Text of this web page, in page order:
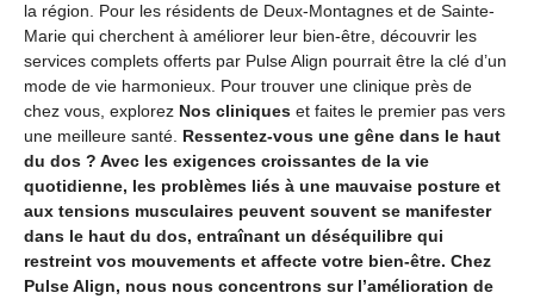
la région. Pour les résidents de Deux-Montagnes et de Sainte-
Marie qui cherchent à améliorer leur bien-être, découvrir les
services complets offerts par Pulse Align pourrait être la clé d’un
mode de vie harmonieux. Pour trouver une clinique près de
chez vous, explorez Nos cliniques et faites le premier pas vers
une meilleure santé. Ressentez-vous une gêne dans le haut
du dos ? Avec les exigences croissantes de la vie
quotidienne, les problèmes liés à une mauvaise posture et
aux tensions musculaires peuvent souvent se manifester
dans le haut du dos, entraînant un déséquilibre qui
restreint vos mouvements et affecte votre bien-être. Chez
Pulse Align, nous nous concentrons sur l’amélioration de